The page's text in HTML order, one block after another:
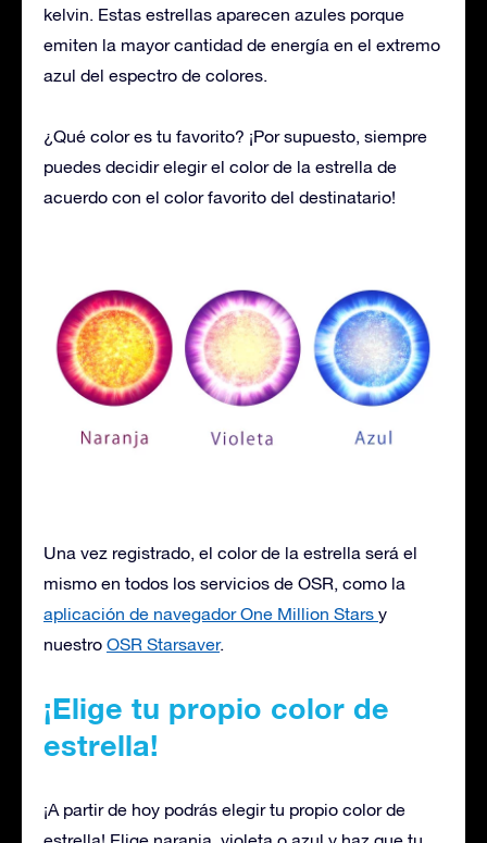
kelvin. Estas estrellas aparecen azules porque
emiten la mayor cantidad de energía en el extremo
azul del espectro de colores.
¿Qué color es tu favorito? ¡Por supuesto, siempre
puedes decidir elegir el color de la estrella de
acuerdo con el color favorito del destinatario!
Una vez registrado, el color de la estrella será el
mismo en todos los servicios de OSR, como la
aplicación de navegador One Million Stars y
nuestro OSR Starsaver.
¡Elige tu propio color de
estrella!
¡A partir de hoy podrás elegir tu propio color de